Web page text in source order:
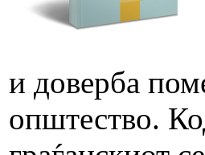
и доверба
општество.